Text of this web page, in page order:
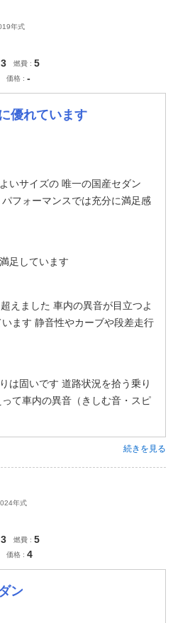
年式
3 燃費 5
価格 -
優れています
いサイズの 唯一の国産セダン
フォーマンスでは充分に満足感
足しています
えました 車内の異音が目立つよ
ます 静音性やカーブや段差走行
は固いです 道路状況を拾う乗り
て車内の異音（きしむ音・スピ
続きを見る
年式
3 燃費 5
価格 4
ン